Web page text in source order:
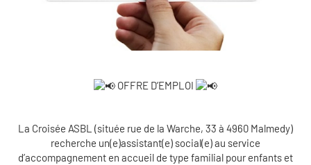
OFFRE D’EMPLOI
La Croisée ASBL (située rue de la Warche, 33 à 4960 Malmedy)
recherche un(e)assistant(e) social(e) au service
d’accompagnement en accueil de type familial pour enfants et